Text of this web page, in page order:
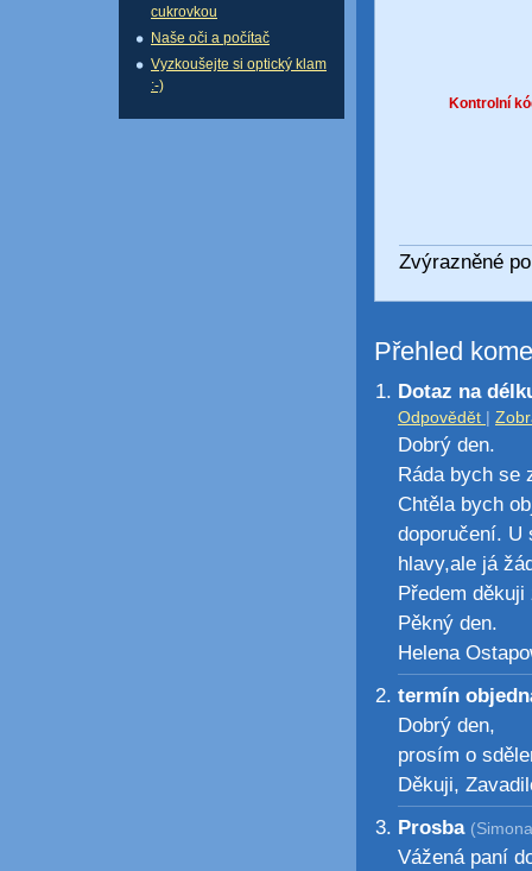
Kontrolní
Zvýrazněné
Přehled
Dotaz na
Odpovědět |
Dobrý den.
Ráda bych se
Chtěla bych
doporučení. U
hlavy,ale já
Předem
Pěkný den.
Helena
termín
Dobrý den,
prosím o
Děkuji,
Prosba
Vážená paní
cukrovkou
Naše oči a počítač
Vyzkoušejte si optický klam
:-)